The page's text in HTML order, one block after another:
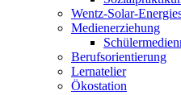
Wentz-Solar-
Medienerziehung
Berufsorientierung
Lernatelier
Ökostation